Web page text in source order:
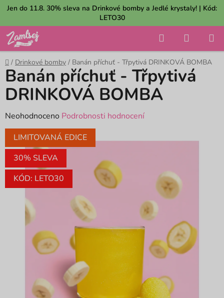
Přejít
obsah
Jen do 11.8. 30% sleva na Drinkové bomby a Jedlé krystaly! | Kód:
LETO30
Hledat
KOŠÍK
Domů
/ Drinkové bomby / Banán příchuť - Třpytivá DRINKOVÁ BOMBA
Banán příchuť - Třpytivá
DRINKOVÁ BOMBA
Průměrné
hodnocení
produktu
0,0
hvězdiček.
Neohodnoceno Podrobnosti hodnocení
LIMITOVANÁ EDICE
30% SLEVA
KÓD: LETO30